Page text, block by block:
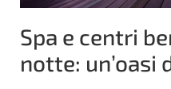
Spa e centri
notte: un’oasi